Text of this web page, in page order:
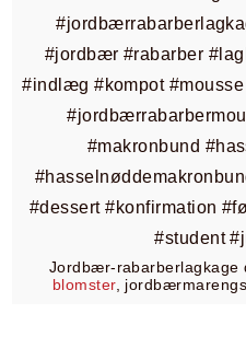
Jordbær-rabarberlagkage
blomster,